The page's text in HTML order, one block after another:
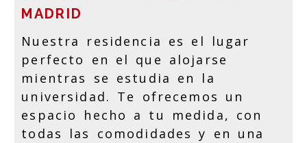
MADRID
Nuestra residencia es el lugar
perfecto en el que alojarse
mientras se estudia en la
universidad. Te ofrecemos un
espacio hecho a tu medida, con
todas las comodidades y en una